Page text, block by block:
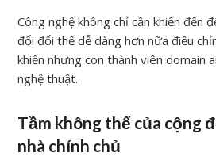
Công nghệ không chỉ cần khiến đến
đổi đổi thế dễ dàng hơn nữa điều
khiến nhưng con thành viên domain
nghệ thuật.
Tầm không thể của cộng
nhà chính chủ